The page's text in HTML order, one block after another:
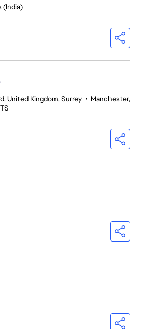
(India)
United Kingdom, Surrey • Manchester,